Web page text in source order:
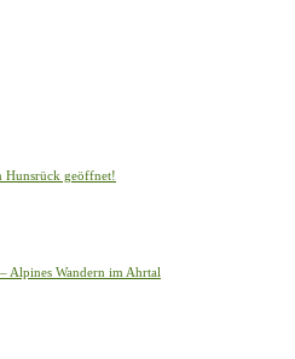
Hunsrück geöffnet!
Alpines Wandern im Ahrtal